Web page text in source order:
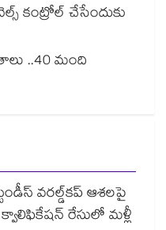
కంట్రోల్ చేసేందుకు
..40 మంది
వరల్డ్‌కప్ ఆశలపై
క్వాలిఫికేషన్ రేసులో మళ్లీ